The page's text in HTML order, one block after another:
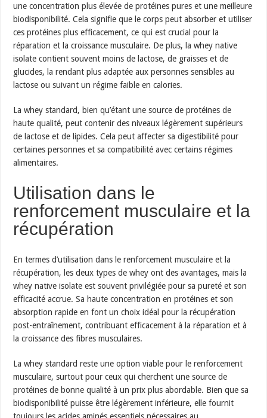
une concentration plus élevée de protéines pures et une meilleure
biodisponibilité. Cela signifie que le corps peut absorber et utiliser
ces protéines plus efficacement, ce qui est crucial pour la
réparation et la croissance musculaire. De plus, la whey native
isolate contient souvent moins de lactose, de graisses et de
glucides, la rendant plus adaptée aux personnes sensibles au
lactose ou suivant un régime faible en calories.
La whey standard, bien qu’étant une source de protéines de
haute qualité, peut contenir des niveaux légèrement supérieurs
de lactose et de lipides. Cela peut affecter sa digestibilité pour
certaines personnes et sa compatibilité avec certains régimes
alimentaires.
Utilisation dans le
renforcement musculaire et la
récupération
En termes d’utilisation dans le renforcement musculaire et la
récupération, les deux types de whey ont des avantages, mais la
whey native isolate est souvent privilégiée pour sa pureté et son
efficacité accrue. Sa haute concentration en protéines et son
absorption rapide en font un choix idéal pour la récupération
post-entraînement, contribuant efficacement à la réparation et à
la croissance des fibres musculaires.
La whey standard reste une option viable pour le renforcement
musculaire, surtout pour ceux qui cherchent une source de
protéines de bonne qualité à un prix plus abordable. Bien que sa
biodisponibilité puisse être légèrement inférieure, elle fournit
toujours les acides aminés essentiels nécessaires au